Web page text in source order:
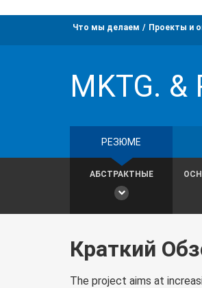
Что мы делаем Проекты и
MKTG. &
РЕЗЮМЕ
АБСТРАКТНЫЕ
Краткий
The project aims at